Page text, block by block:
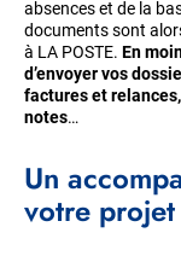
absences et de la
documents sont
à LA POSTE. En
d’envoyer vos
factures et
notes…
Un
votre projet